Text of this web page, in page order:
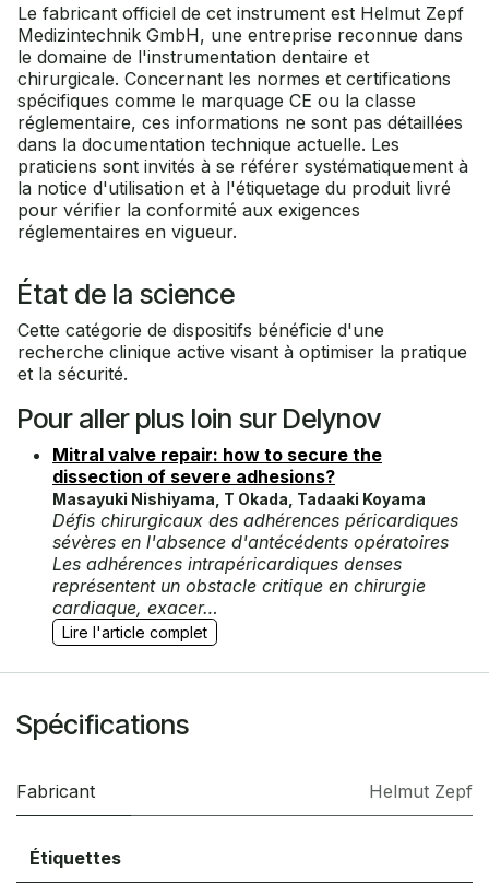
Le fabricant officiel de cet instrument est Helmut Zepf
Medizintechnik GmbH, une entreprise reconnue dans
le domaine de l'instrumentation dentaire et
chirurgicale. Concernant les normes et certifications
spécifiques comme le marquage CE ou la classe
réglementaire, ces informations ne sont pas détaillées
dans la documentation technique actuelle. Les
praticiens sont invités à se référer systématiquement à
la notice d'utilisation et à l'étiquetage du produit livré
pour vérifier la conformité aux exigences
réglementaires en vigueur.
État de la science
Cette catégorie de dispositifs bénéficie d'une
recherche clinique active visant à optimiser la pratique
et la sécurité.
Pour aller plus loin sur Delynov
Mitral valve repair: how to secure the
dissection of severe adhesions?
Masayuki Nishiyama, T Okada, Tadaaki Koyama
Défis chirurgicaux des adhérences péricardiques
sévères en l'absence d'antécédents opératoires
Les adhérences intrapéricardiques denses
représentent un obstacle critique en chirurgie
cardiaque, exacer…
Lire l'article complet
Spécifications
Fabricant Helmut Zepf
Étiquettes